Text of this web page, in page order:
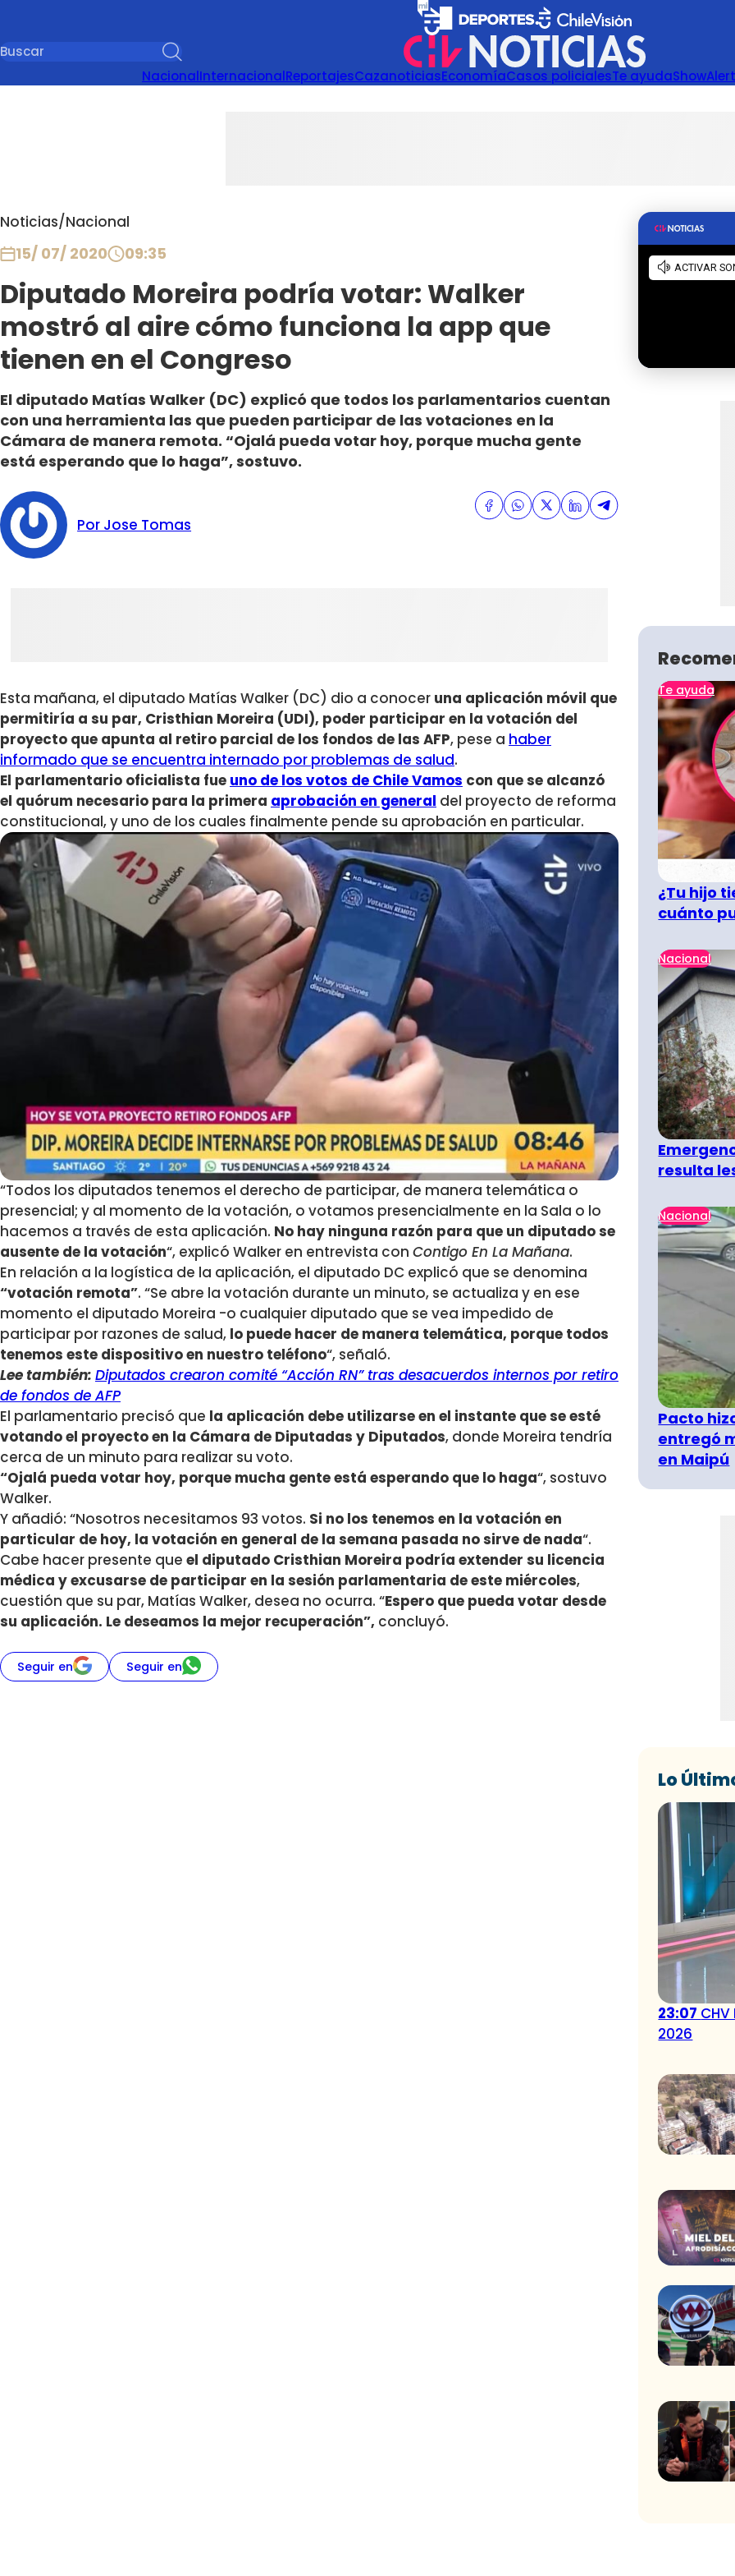
NacionalInternacionalReportajesCazanoticiasEconomíaCasos policialesTe ayudaShow
Noticias/Nacional
15/ 07/ 2020 09:35
Diputado Moreira podría votar: Walker
mostró al aire cómo funciona la app que
tienen en el Congreso
El diputado Matías Walker (DC) explicó que todos los parlamentarios cuentan
con una herramienta las que pueden participar de las votaciones en la
Cámara de manera remota. “Ojalá pueda votar hoy, porque mucha gente
está esperando que lo haga”, sostuvo.
Por Jose Tomas
Esta mañana, el diputado Matías Walker (DC) dio a conocer una aplicación móvil que
permitiría a su par, Cristhian Moreira (UDI), poder participar en la votación del
proyecto que apunta al retiro parcial de los fondos de las AFP, pese a haber
informado que se encuentra internado por problemas de salud.
El parlamentario oficialista fue uno de los votos de Chile Vamos con que se alcanzó
el quórum necesario para la primera aprobación en general del proyecto de reforma
constitucional, y uno de los cuales finalmente pende su aprobación en particular.
“Todos los diputados tenemos el derecho de participar, de manera telemática o
presencial; y al momento de la votación, o votamos presencialmente en la Sala o lo
hacemos a través de esta aplicación. No hay ninguna razón para que un diputado se
ausente de la votación“, explicó Walker en entrevista con Contigo En La Mañana.
En relación a la logística de la aplicación, el diputado DC explicó que se denomina
“votación remota”. “Se abre la votación durante un minuto, se actualiza y en ese
momento el diputado Moreira -o cualquier diputado que se vea impedido de
participar por razones de salud, lo puede hacer de manera telemática, porque todos
tenemos este dispositivo en nuestro teléfono“, señaló.
Lee también: Diputados crearon comité “Acción RN” tras desacuerdos internos por retiro
de fondos de AFP
El parlamentario precisó que la aplicación debe utilizarse en el instante que se esté
votando el proyecto en la Cámara de Diputadas y Diputados, donde Moreira tendría
cerca de un minuto para realizar su voto.
“Ojalá pueda votar hoy, porque mucha gente está esperando que lo haga“, sostuvo
Walker.
Y añadió: “Nosotros necesitamos 93 votos. Si no los tenemos en la votación en
particular de hoy, la votación en general de la semana pasada no sirve de nada“.
Cabe hacer presente que el diputado Cristhian Moreira podría extender su licencia
médica y excusarse de participar en la sesión parlamentaria de este miércoles,
cuestión que su par, Matías Walker, desea no ocurra. “Espero que pueda votar desde
su aplicación. Le deseamos la mejor recuperación”, concluyó.
Seguir en Seguir en
Te ayuda
¿Tu hijo
cuánto
Nacional
resulta
Nacional
Pacto
entregó
en Maipú
Lo
23:07
2026